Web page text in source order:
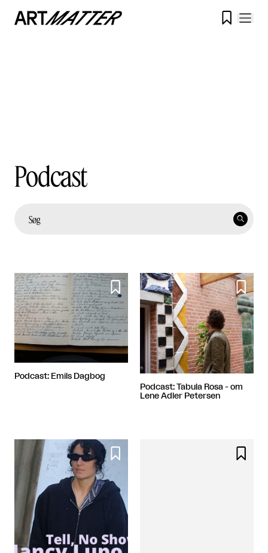

Podcast


Podcast: Emils Dagbog

Podcast: Tabula Rosa - om
Lene Adler Petersen
 